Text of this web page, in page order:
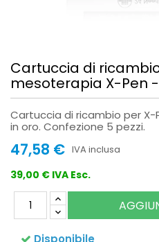
Cartuccia di
mesoterapia X-Pen
Cartuccia di ricambio per X-
in oro. Confezione 5 pezzi.
47,58 € IVA inclusa
39,00 € IVA Esc.